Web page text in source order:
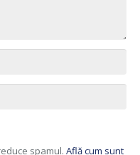
spamul. Află cum sunt